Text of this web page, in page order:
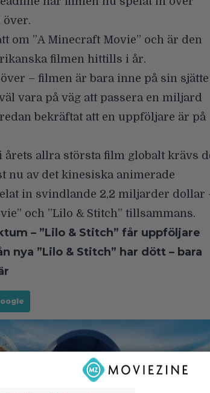
över.
om ”A Minecraft Movie” och är den
filmen hittills i år.
– filmen är bara inne på sin sjätte
vara på väg att passera en miljard
bekräftat att en uppföljare är på
årets allra största film globalt krävs
nu av det kinesiska animerade
in svindlande 2,2 miljarder dollar
och ”Lilo & Stitch” tillsammans.
– ”Lilo & Stitch” får uppföljare
nya ”Lilo & Stitch” har dött – bara